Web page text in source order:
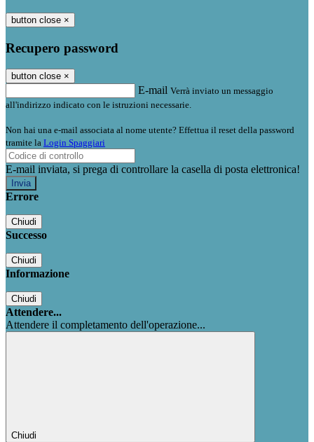
button close ×
Recupero password
button close ×
E-mail Verrà inviato un messaggio
all'indirizzo indicato con le istruzioni necessarie.
Non hai una e-mail associata al nome utente? Effettua il reset della password
tramite la Login Spaggiari
E-mail inviata, si prega di controllare la casella di posta elettronica!
Errore
Chiudi
Successo
Chiudi
Informazione
Chiudi
Attendere...
Attendere il completamento dell'operazione...
Chiudi